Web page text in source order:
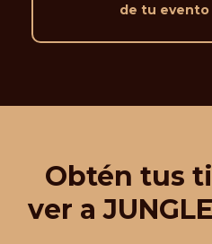
de tu
Obtén tus
ver a